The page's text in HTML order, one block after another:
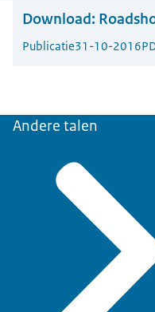
Download:
Publicatie31-10-2016
Andere talen